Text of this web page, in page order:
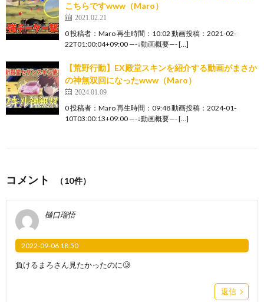
こちらですwww（Maro）
2021.02.21
0 投稿者：Maro 再生時間：10:02 動画投稿：2021-02-
22T01:00:04+09:00 —-↓動画概要—- […]
【荒野行動】EX殿堂スキンを紹介する動画がまさか
の神無双回になったwww（Maro）
2024.01.09
0 投稿者：Maro 再生時間：09:48 動画投稿：2024-01-
10T03:00:13+09:00 —-↓動画概要—- […]
コメント （10件）
樋口瑠悟
2022-09-06 18:50
負けるまろさん見たかったのに🥲
返信